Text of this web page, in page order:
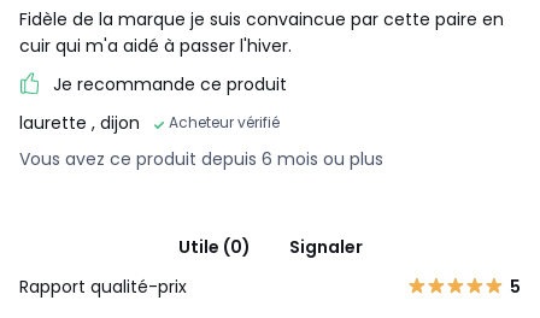
Fidèle de la marque je suis convaincue par cette paire en
cuir qui m'a aidé à passer l'hiver.
Je recommande ce produit
laurette , dijon Acheteur vérifié
Vous avez ce produit depuis 6 mois ou plus
Utile (0)
Signaler
Rapport qualité-prix
5